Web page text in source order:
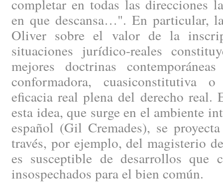
completar en todas las direcciones
en que descansa…". En particular,
Oliver sobre el valor de la
situaciones jurídico-reales
mejores doctrinas
conformadora, cuasiconstitutiva
eficacia real plena del derecho real.
esta idea, que surge en el ambiente
español (Gil Cremades), se
través, por ejemplo, del magisterio
es susceptible de desarrollos que
insospechados para el bien común.